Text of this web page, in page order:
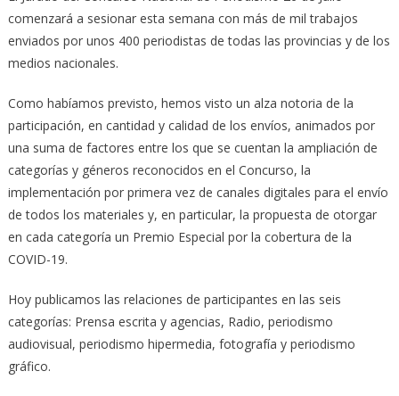
comenzará a sesionar esta semana con más de mil trabajos
enviados por unos 400 periodistas de todas las provincias y de los
medios nacionales.
Como habíamos previsto, hemos visto un alza notoria de la
participación, en cantidad y calidad de los envíos, animados por
una suma de factores entre los que se cuentan la ampliación de
categorías y géneros reconocidos en el Concurso, la
implementación por primera vez de canales digitales para el envío
de todos los materiales y, en particular, la propuesta de otorgar
en cada categoría un Premio Especial por la cobertura de la
COVID-19.
Hoy publicamos las relaciones de participantes en las seis
categorías: Prensa escrita y agencias, Radio, periodismo
audiovisual, periodismo hipermedia, fotografía y periodismo
gráfico.